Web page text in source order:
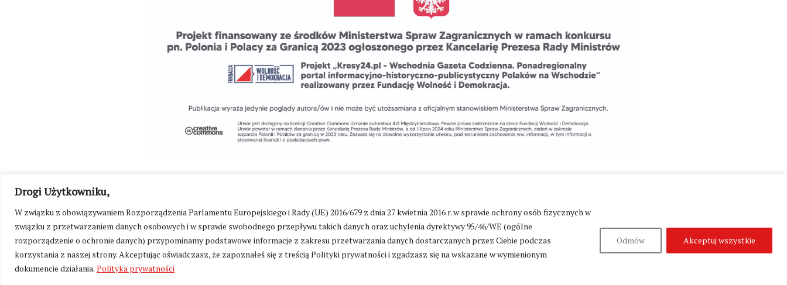
Drogi Użytkowniku,
W związku z obowiązywaniem Rozporządzenia Parlamentu Europejskiego i Rady (UE) 2016/679 z dnia 27 kwietnia 2016 r. w sprawie ochrony osób fizycznych w
związku z przetwarzaniem danych osobowych i w sprawie swobodnego przepływu takich danych oraz uchylenia dyrektywy 95/46/WE (ogólne
rozporządzenie o ochronie danych) przypominamy podstawowe informacje z zakresu przetwarzania danych dostarczanych przez Ciebie podczas
korzystania z naszej strony. Akceptując oświadczasz, że zapoznałeś się z treścią Polityki prywatności i zgadzasz się na wskazane w wymienionym
dokumencie działania. Polityka prywatności
Odmów Akceptuj wszystkie
Zmień ustawienia cookies
©Kresy24.pl2026. Wszelkie Prawa Zastrzeżone.O nas i Kontakt|Polityka prywatności Produkcja:Fundacja Wolność i Demokracja